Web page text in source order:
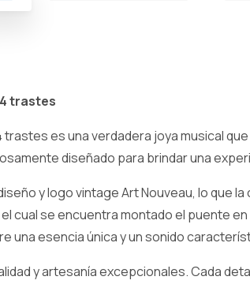
trastes
es una verdadera joya musical
diseñado para brindar una
y logo vintage Art Nouveau, lo que
cual se encuentra montado el puente
una esencia única y un sonido
y artesanía excepcionales. Cada